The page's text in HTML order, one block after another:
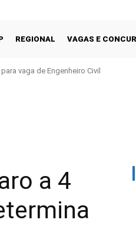
REGIONAL VAGAS E
vaga de Engenheiro Civil
a 4